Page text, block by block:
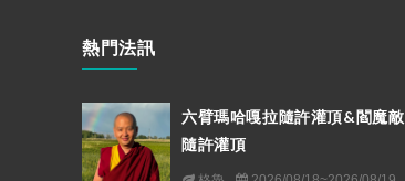
熱門法訊
六臂瑪哈嘎拉隨許灌頂&閻魔敵
隨許灌頂